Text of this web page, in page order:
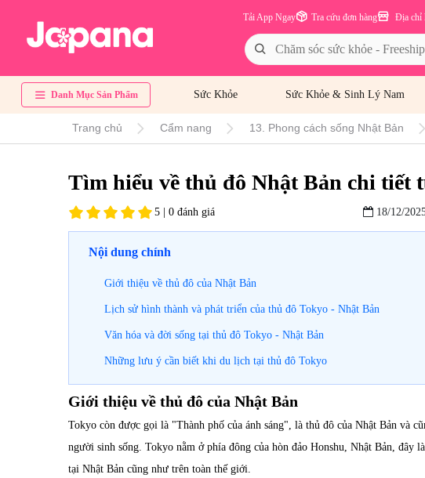
Địa chỉ
Tra cứu đơn hàng
Tải App Ngay
Danh Mục Sản Phẩm Sức Khỏe Sức Khỏe & Sinh Lý Nam
Trang chủ Cẩm nang 13. Phong cách sống Nhật Bản
Tìm hiểu về thủ đô Nhật Bản chi tiết
5 | 0 đánh giá 18/12/
Nội dung chính
Giới thiệu về thủ đô của Nhật Bản
Lịch sử hình thành và phát triển của thủ đô Tokyo - Nhật Bản
Văn hóa và đời sống tại thủ đô Tokyo - Nhật Bản
Những lưu ý cần biết khi du lịch tại thủ đô Tokyo
Giới thiệu về thủ đô của Nhật Bản
Tokyo còn được gọi là "Thành phố của ánh sáng", là thủ đô của Nhật Bản và
người sinh sống. Tokyo nằm ở phía đông của hòn đảo Honshu, Nhật Bản, đây
tại Nhật Bản cũng như trên toàn thế giới.